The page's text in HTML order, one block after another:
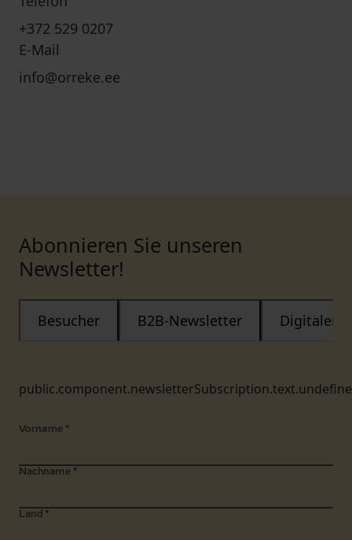
+372 529 0207
E-Mail
info@orreke.ee
Abonnieren Sie unseren
Newsletter!
Besucher B2B-Newsletter Digitaler
Vorname *
Nachname *
Land *